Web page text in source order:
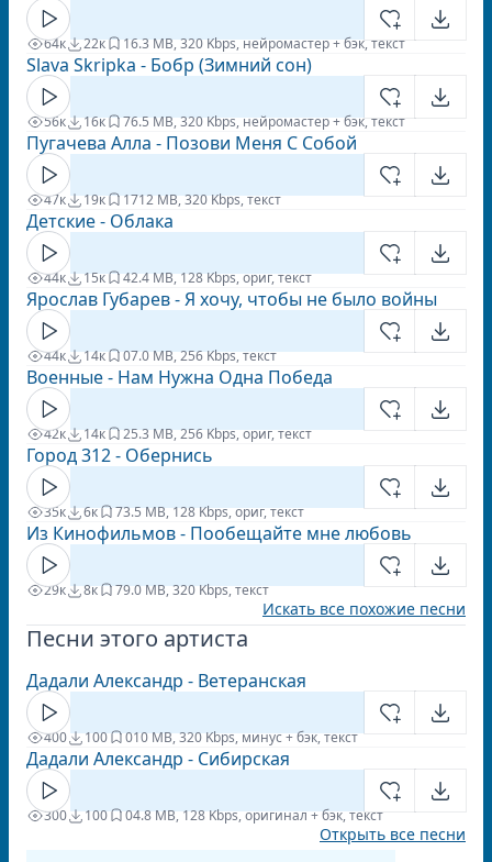
64к 22к 16.3 MB, 320 Kbps, нейромастер + бэк, текст
Slava Skripka - Бобр (Зимний сон)
56к 16к 76.5 MB, 320 Kbps, нейромастер + бэк, текст
Пугачева Алла - Позови Меня С Собой
47к 19к 1712 MB, 320 Kbps, текст
Детские - Облака
44к 15к 42.4 MB, 128 Kbps, ориг, текст
Ярослав Губарев - Я хочу, чтобы не было войны
44к 14к 07.0 MB, 256 Kbps, текст
Военные - Нам Нужна Одна Победа
42к 14к 25.3 MB, 256 Kbps, ориг, текст
Город 312 - Обернись
35к 6к 73.5 MB, 128 Kbps, ориг, текст
Из Кинофильмов - Пообещайте мне любовь
29к 8к 79.0 MB, 320 Kbps, текст
Искать все похожие песни
Песни этого артиста
Дадали Александр - Ветеранская
400 100 010 MB, 320 Kbps, минус + бэк, текст
Дадали Александр - Сибирская
300 100 04.8 MB, 128 Kbps, оригинал + бэк, текст
Открыть все песни